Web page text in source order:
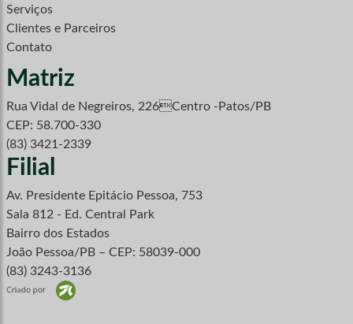
Serviços
Clientes e Parceiros
Contato
Matriz
Rua Vidal de Negreiros, 226Centro -Patos/PB
CEP: 58.700-330
(83) 3421-2339
Filial
Av. Presidente Epitácio Pessoa, 753
Sala 812 - Ed. Central Park
Bairro dos Estados
João Pessoa/PB – CEP: 58039-000
(83) 3243-3136